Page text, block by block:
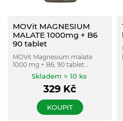
MOVit MAGNESIUM
MALATE 1000mg + B6
90 tablet
MOVit Magnesium malate
1000 mg + B6, 90 tablet
obsahuje organickou formu
hořčíku malát hořečnatý a 97
mg elementárního hořčíku v 1
Skladem > 10 ks
329 Kč
KOUPIT